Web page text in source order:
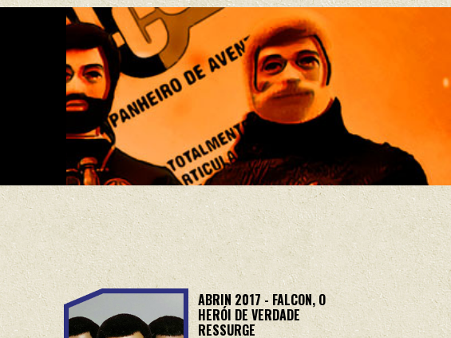
ABRIN 2017 - FALCON, O
HERÓI DE VERDADE
RESSURGE